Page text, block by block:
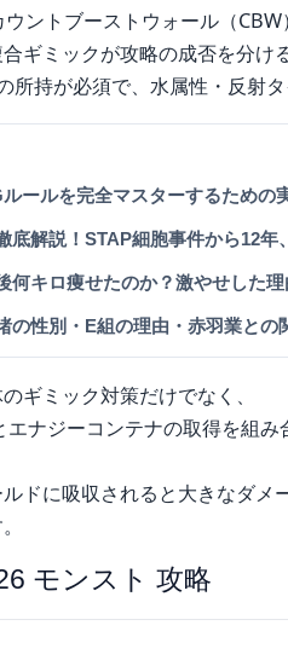
ントブーストウォール（CBW
ギミックが攻略の成否を分け
所持が必須で、水属性・反射
ールを完全マスターするため
底解説！STAP細胞事件から12
何キロ痩せたのか？激やせした
の性別・E組の理由・赤羽業と
ギミック対策だけでなく、
エナジーコンテナの取得を組
ドに吸収されると大きなダメ
モンスト 攻略